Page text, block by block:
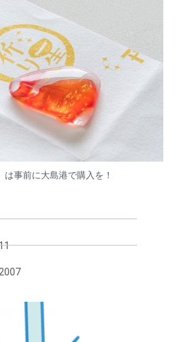
は事前に大島港で購入を！